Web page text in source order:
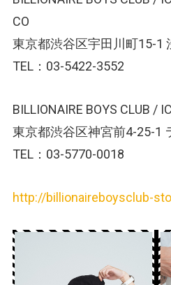
CO
東京都渋谷区宇田川町15-1
TEL：03-5422-3552
BILLIONAIRE BOYS CLUB /
東京都渋谷区神宮前4-25-1
TEL：03-5770-0018
http://billionaireboysclub-